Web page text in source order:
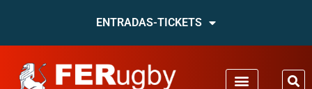
ENTRADAS-TICKETS